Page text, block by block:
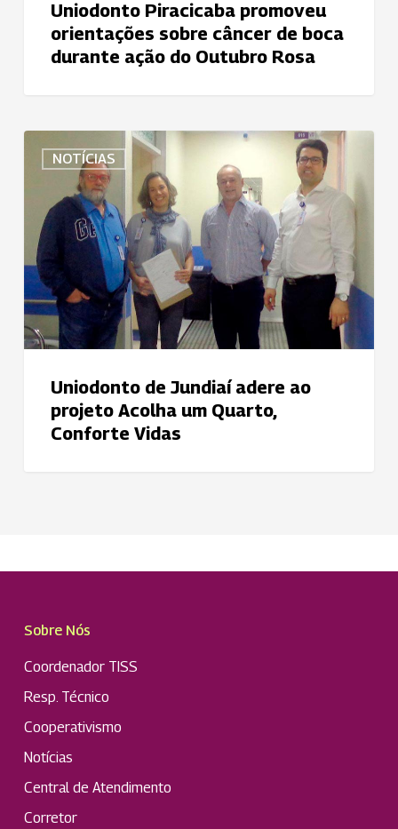
Uniodonto Piracicaba promoveu
orientações sobre câncer de boca
durante ação do Outubro Rosa
NOTÍCIAS
adere
projeto
Acolha
um
Quarto,
Conforte
Uniodonto de Jundiaí adere ao
projeto Acolha um Quarto,
Conforte Vidas
Sobre Nós
Coordenador TISS
Resp. Técnico
Cooperativismo
Notícias
Central de Atendimento
Corretor